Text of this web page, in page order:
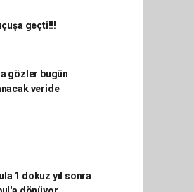
geçti!!!
gözler bugün
veride
1 dokuz yıl sonra